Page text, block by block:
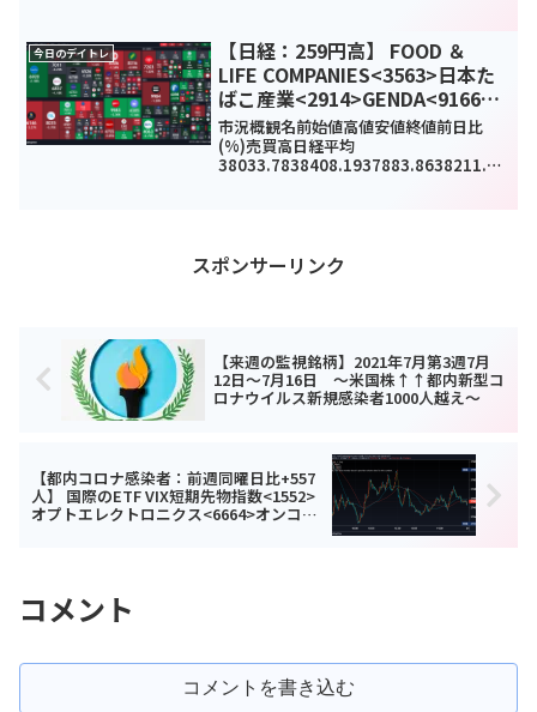
(0.06%)12408...
今日のデイトレ
【日経：259円高】 FOOD ＆
LIFE COMPANIES<3563>日本た
ばこ産業<2914>GENDA<9166>
今日のデイトレ8月22日
市況概観名前始値高値安値終値前日比
(%)売買高日経平均
38033.7838408.1937883.8638211.01
スポンサーリンク
【来週の監視銘柄】2021年7月第3週7月
12日～7月16日 ～米国株↑↑都内新型コ
ロナウイルス新規感染者1000人越え～
【都内コロナ感染者：前週同曜日比+557
人】 国際のETF VIX短期先物指数<1552>
オプトエレクトロニクス<6664>オンコリ
コメント
コメントを書き込む